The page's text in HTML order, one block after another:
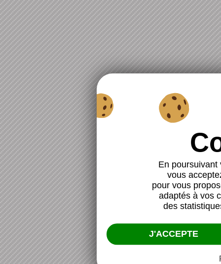
En poursuivant
vous
pour vous
adaptés à vos
des
J'ACCEPTE